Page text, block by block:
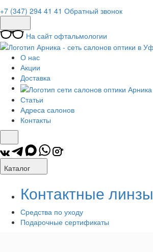
+7 (347) 294 41 41 Обратный звонок
На сайт офтальмологии
О нас
Акции
Доставка
Статьи
Адреса салонов
Контакты
*
Каталог
Контактные линзы
Средства по уходу
Подарочные сертификаты